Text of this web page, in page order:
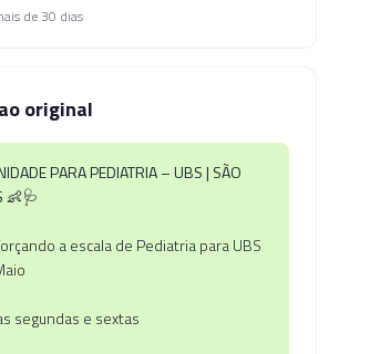
de 30 dias
original
PARA PEDIATRIA – UBS | SÃO
👶🩺
a escala de Pediatria para UBS
segundas e sextas